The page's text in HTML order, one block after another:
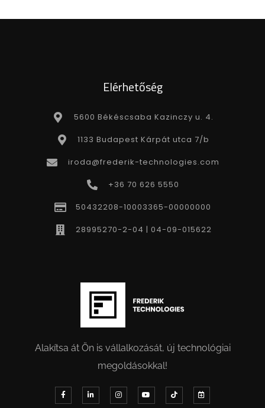
Elérhetőség
5600 Békéscsaba Kazinczy u. 4.
1133 Budapest Kárpát utca 7/b
iroda@frederik-technologies.com
+36 70 626 5550
50432208-10003365-00000000
28995270-2-04 | 04-09-015622
Alakítsa át Ön is vállalkozását, új technológiai
megoldásokkal!